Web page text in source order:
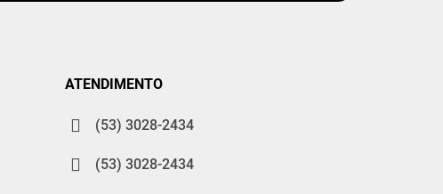
ATENDIMENTO
(53) 3028-2434
(53) 3028-2434